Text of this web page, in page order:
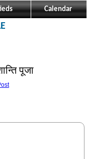
Calendar
पूजा